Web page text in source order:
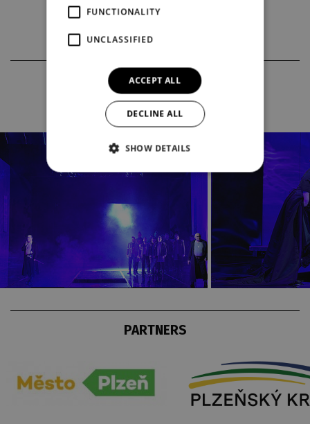
PHOTOS FROM THE PRODUCTION
PARTNERS
FUNCTIONALITY
UNCLASSIFIED
ACCEPT ALL
DECLINE ALL
SHOW DETAILS